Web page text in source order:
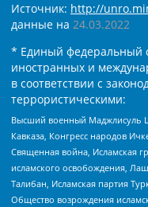
Источник: http://
данные на 24.03.2022
* Единый федеральный
иностранных и
в соответствии с
террористическими:
Высший военный Маджлисуль
Кавказа, Конгресс народов
Священная война, Исламская
исламского освобождения,
Талибан, Исламская партия
Общество возрождения